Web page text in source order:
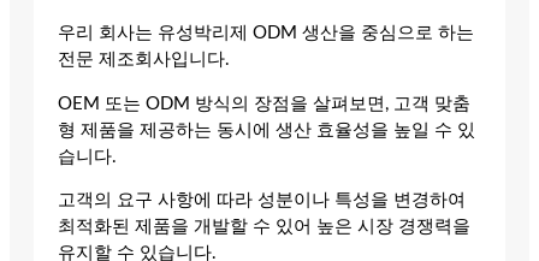
우리 회사는 유성박리제 ODM 생산을 중심으로 하는
전문 제조회사입니다.
OEM 또는 ODM 방식의 장점을 살펴보면, 고객 맞춤
형 제품을 제공하는 동시에 생산 효율성을 높일 수 있
습니다.
고객의 요구 사항에 따라 성분이나 특성을 변경하여
최적화된 제품을 개발할 수 있어 높은 시장 경쟁력을
유지할 수 있습니다.